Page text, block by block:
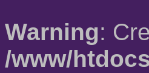
Warning:
/www/